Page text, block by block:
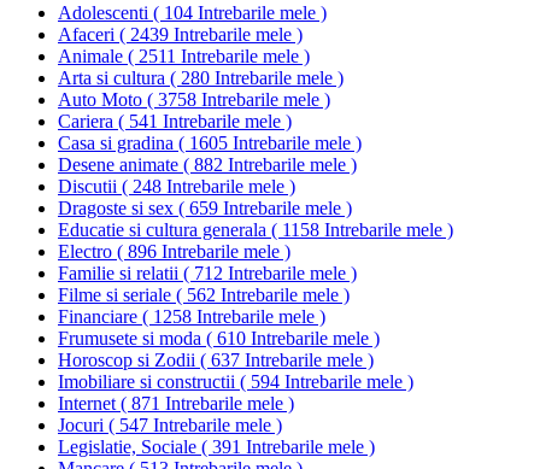
Adolescenti ( 104 Intrebarile mele )
Afaceri ( 2439 Intrebarile mele )
Animale ( 2511 Intrebarile mele )
Arta si cultura ( 280 Intrebarile mele )
Auto Moto ( 3758 Intrebarile mele )
Cariera ( 541 Intrebarile mele )
Casa si gradina ( 1605 Intrebarile mele )
Desene animate ( 882 Intrebarile mele )
Discutii ( 248 Intrebarile mele )
Dragoste si sex ( 659 Intrebarile mele )
Educatie si cultura generala ( 1158 Intrebarile mele )
Electro ( 896 Intrebarile mele )
Familie si relatii ( 712 Intrebarile mele )
Filme si seriale ( 562 Intrebarile mele )
Financiare ( 1258 Intrebarile mele )
Frumusete si moda ( 610 Intrebarile mele )
Horoscop si Zodii ( 637 Intrebarile mele )
Imobiliare si constructii ( 594 Intrebarile mele )
Internet ( 871 Intrebarile mele )
Jocuri ( 547 Intrebarile mele )
Legislatie, Sociale ( 391 Intrebarile mele )